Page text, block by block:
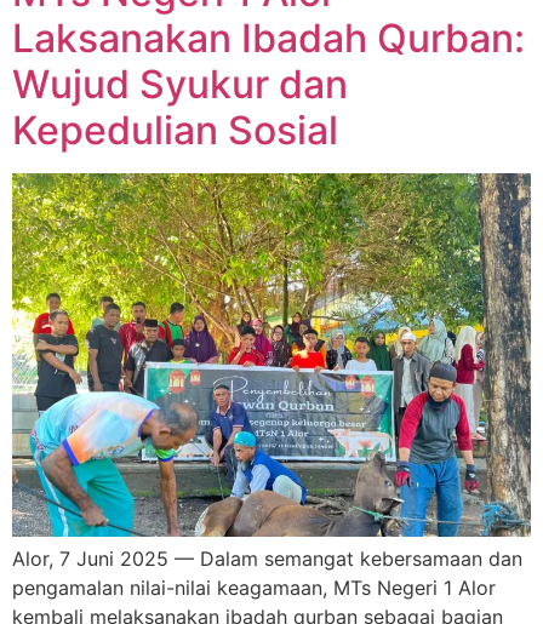
Laksanakan Ibadah Qurban:
Wujud Syukur dan
Kepedulian Sosial
Alor, 7 Juni 2025 — Dalam semangat kebersamaan dan
pengamalan nilai-nilai keagamaan, MTs Negeri 1 Alor
kembali melaksanakan ibadah qurban sebagai bagian